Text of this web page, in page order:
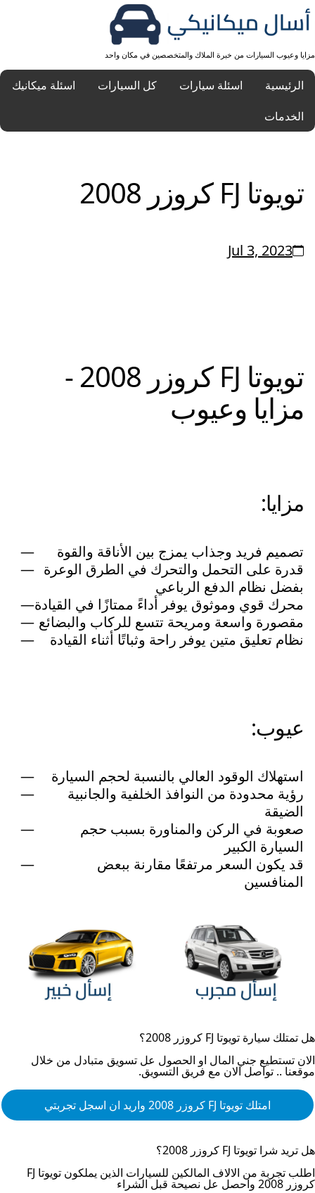
مزايا وعيوب السيارات من خبرة الملاك والمتخصصين في مكان واحد
الرئيسية اسئلة سيارات كل السيارات
اسئلة ميكانيك
الخدمات
تويوتا FJ كروزر 2008
Jul 3, 2023
تويوتا FJ كروزر 2008 -
مزايا وعيوب
مزايا:
تصميم فريد وجذاب يمزج بين الأناقة والقوة
قدرة على التحمل والتحرك في الطرق الوعرة
بفضل نظام الدفع الرباعي
محرك قوي وموثوق يوفر أداءً ممتازًا في القيادة
مقصورة واسعة ومريحة تتسع للركاب والبضائع
نظام تعليق متين يوفر راحة وثباتًا أثناء القيادة
عيوب:
استهلاك الوقود العالي بالنسبة لحجم السيارة
رؤية محدودة من النوافذ الخلفية والجانبية
الضيقة
صعوبة في الركن والمناورة بسبب حجم
السيارة الكبير
قد يكون السعر مرتفعًا مقارنة ببعض
المنافسين
هل تمتلك سيارة تويوتا FJ كروزر 2008
؟
الان تستطيع جني المال او الحصول عل تسويق متبادل من خلال
موقعنا .. تواصل الان مع فريق التسويق.
امتلك تويوتا FJ كروزر 2008 واريد ان اسجل تجربتي
هل تريد شرا تويوتا FJ كروزر 2008
؟
اطلب تجربة من الالاف المالكين للسيارات الذين يملكون
تويوتا FJ
كروزر 2008 واحصل عل نصيحة قبل الشراء